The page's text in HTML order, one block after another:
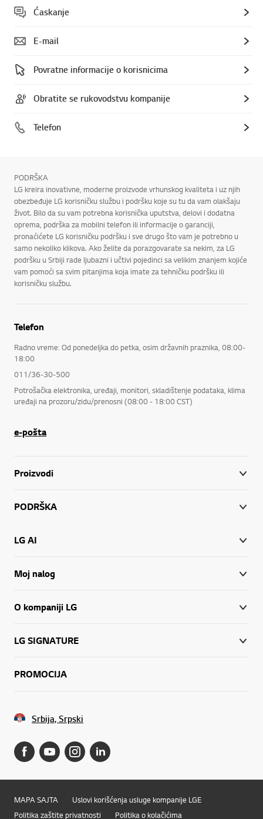
Ćaskanje
E-mail
Povratne informacije o korisnicima
Obratite se rukovodstvu kompanije
Telefon
PODRŠKA
LG kreira inovativne, moderne proizvode vrhunskog kvaliteta i uz njih
obezbeđuje LG korisničku službu i podršku koje su tu da vam olakšaju
život. Bilo da su vam potrebna korisnička uputstva, delovi i dodatna
oprema, podrška za mobilni telefon ili informacije o garanciji,
pronaćićete LG korisničku podršku i sve drugo što vam je potrebno u
samo nekoliko klikova. Ako želite da porazgovarate sa nekim, za LG
podršku u Srbiji rade ljubazni i učtivi pojedinci sa velikim znanjem kojiće
vam pomoći sa svim pitanjima koja imate za tehničku podršku ili
korisničku službu.
Telefon
Radno vreme: Od ponedeljka do petka, osim državnih praznika, 08:00-
18:00
011/36-30-500
Potrošačka elektronika, uređaji, monitori, skladištenje podataka, klima
uređaji na prozoru/zidu/prenosni (08:00 - 18:00 CST)
e-pošta
Proizvodi
PODRŠKA
LG AI
Moj nalog
O kompaniji LG
LG SIGNATURE
PROMOCIJA
Srbija, Srpski
MAPA SAJTA
Uslovi korišćenja usluge kompanije LGE
Politika zaštite privatnosti
Politika o kolačićima